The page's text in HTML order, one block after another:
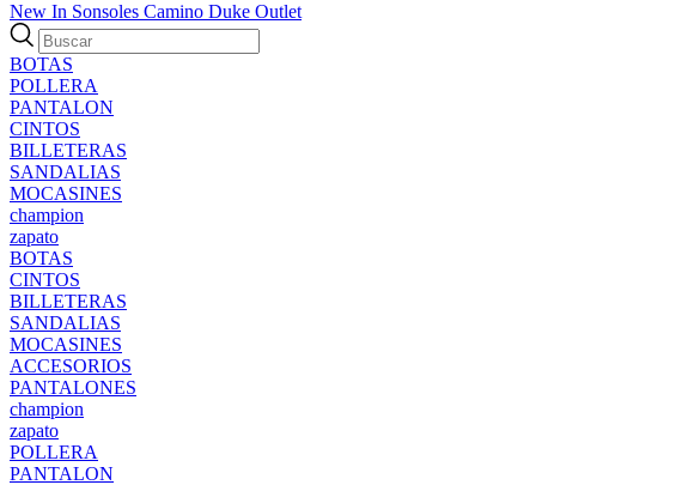
New In Sonsoles Camino Duke Outlet
BOTAS
POLLERA
PANTALON
CINTOS
BILLETERAS
SANDALIAS
MOCASINES
champion
zapato
BOTAS
CINTOS
BILLETERAS
SANDALIAS
MOCASINES
ACCESORIOS
PANTALONES
champion
zapato
POLLERA
PANTALON